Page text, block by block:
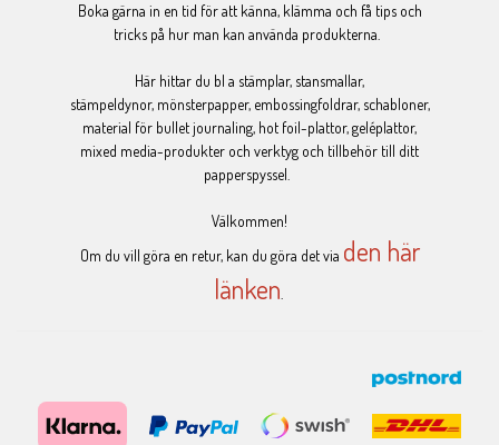
Boka gärna in en tid för att känna, klämma och få tips och
tricks på hur man kan använda produkterna.
Här hittar du bl a stämplar, stansmallar,
stämpeldynor, mönsterpapper, embossingfoldrar, schabloner,
material för bullet journaling, hot foil-plattor, geléplattor,
mixed media-produkter och verktyg och tillbehör till ditt
papperspyssel.
Välkommen!
Om du vill göra en retur, kan du göra det via den här
länken.